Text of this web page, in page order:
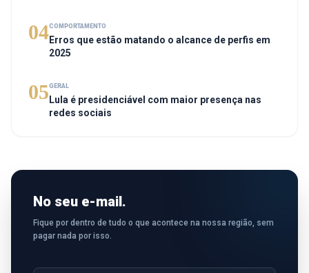
04COMPORTAMENTO
Erros que estão matando o alcance de perfis em
2025
05GERAL
Lula é presidenciável com maior presença nas
redes sociais
No seu e-mail.
Fique por dentro de tudo o que acontece na nossa região, sem
pagar nada por isso.